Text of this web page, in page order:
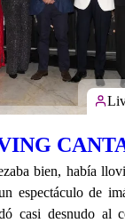
bien, había
espectáculo de
casi desnudo al